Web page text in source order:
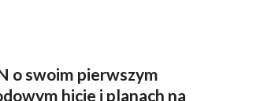
o swoim pierwszym
hicie i planach na